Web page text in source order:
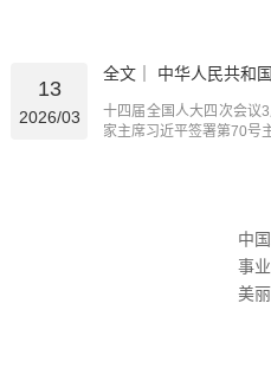
13
2026/03
全文｜ 中华人民共和
十四届全国人大四次会议
家主席习近平签署第70号
中
事
美